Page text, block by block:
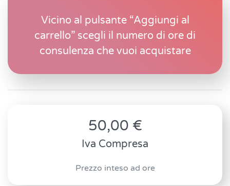
50,00 €
Iva Compresa
Prezzo inteso ad ore
Vicino al pulsante “Aggiungi al
carrello” scegli il numero di ore di
consulenza che vuoi acquistare